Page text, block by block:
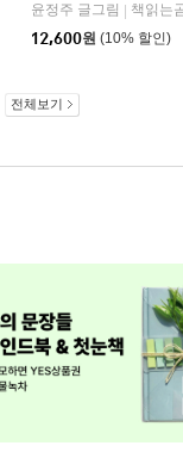
윤정주 글그림
책읽는
12,600원 (10% 할인)
전체보기